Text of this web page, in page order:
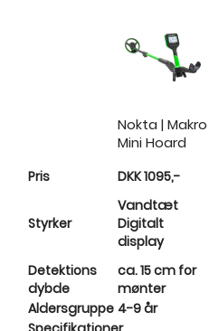
Nokta | Makro
Mini Hoard
Pris DKK 1095,-
Styrker
Vandtæt
Digitalt
display
Detektions
dybde
ca. 15 cm for
mønter
Aldersgruppe 4-9 år